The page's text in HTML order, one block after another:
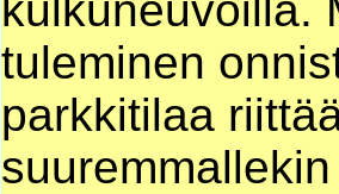
tuleminen
parkkitilaa